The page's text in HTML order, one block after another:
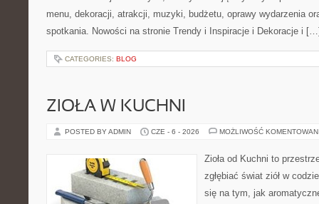
menu, dekoracji, atrakcji, muzyki, budżetu, oprawy wydarzenia
spotkania. Nowości na stronie Trendy i Inspiracje i Dekoracje i
CATEGORIES: BLOG
ZIOŁA W KUCHNI
POSTED BY ADMIN CZE - 6 - 2026 MOŻLIWOŚĆ
Zioła od Kuchni to
zgłębiać świat ziół w
się na tym, jak